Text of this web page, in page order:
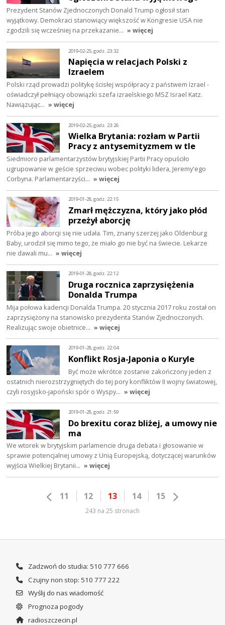
Prezydent Stanów Zjednoczonych Donald Trump ogłosił stan
wyjątkowy. Demokraci stanowiący większość w Kongresie USA nie
zgodzili się wcześniej na przekazanie… » więcej
2019-02-25, godz. 23:32
Napięcia w relacjach Polski z
Izraelem
Polski rząd prowadzi politykę ścisłej współpracy z państwem Izrael -
oświadczył pełniący obowiązki szefa izraelskiego MSZ Israel Katz.
Nawiązując… » więcej
2019-02-25, godz. 23:26
Wielka Brytania: rozłam w Partii
Pracy z antysemityzmem w tle
Siedmioro parlamentarzystów brytyjskiej Partii Pracy opuściło
ugrupowanie w geście sprzeciwu wobec polityki lidera, Jeremy'ego
Corbyna. Parlamentarzyści… » więcej
2019-01-28, godz. 22:15
Zmarł mężczyzna, który jako płód
przeżył aborcję
Próba jego aborcji się nie udała. Tim, znany szerzej jako Oldenburg
Baby, urodził się mimo tego, że miało go nie być na świecie. Lekarze
nie dawali mu… » więcej
2019-01-28, godz. 22:12
Druga rocznica zaprzysiężenia
Donalda Trumpa
Mija połowa kadencji Donalda Trumpa. 20 stycznia 2017 roku został on
zaprzysiężony na stanowisko prezydenta Stanów Zjednoczonych.
Realizując swoje obietnice… » więcej
2019-01-28, godz. 22:04
Konflikt Rosja-Japonia o Kuryle
Być może wkrótce zostanie zakończony jeden z
ostatnich nierozstrzygniętych do tej pory konfliktów II wojny światowej,
czyli rosyjsko-japoński spór o Wyspy… » więcej
2019-01-28, godz. 21:59
Do brexitu coraz bliżej, a umowy nie
ma
We wtorek w brytyjskim parlamencie druga debata i głosowanie w
sprawie potencjalnej umowy z Unią Europejską, dotyczącej warunków
wyjścia Wielkiej Brytanii… » więcej
11 12 13 14 15
243 na 25 stronach
Zadzwoń do studia: 510 777 666
Czujny non stop: 510 777 222
Wyślij do nas wiadomość
Prognoza pogody
radioszczecin.pl